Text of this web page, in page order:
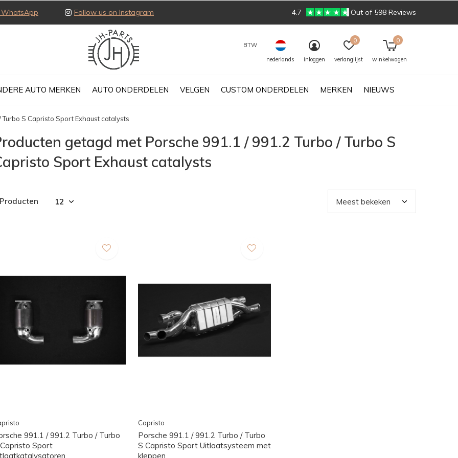
AUTO MERKEN AUTO ONDERDELEN VELGEN CUSTOM ONDERDELEN MERKEN NIEUWS
BTW
nederlands
inloggen verlanglijst
0
winkelwagen
0
Follow us on Instagram 4.7 Out of 598 Reviews
S Capristo Sport Exhaust catalysts
getagd met Porsche 991.1 / 991.2 Turbo / Turbo S
Sport Exhaust catalysts
991.1 / 991.2 Turbo / Turbo
Sport
Capristo
Porsche 991.1 / 991.2 Turbo / Turbo
S Capristo Sport Uitlaatsysteem met
kleppen